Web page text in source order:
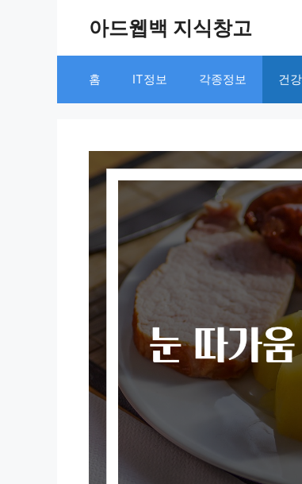
아드웹백 지식창고
홈 IT정보 각종정보 건